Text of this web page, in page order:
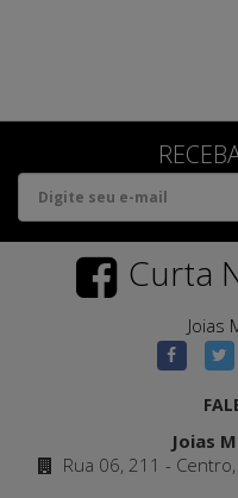
Curta
Joias
Joias
Rua 06, 211 -